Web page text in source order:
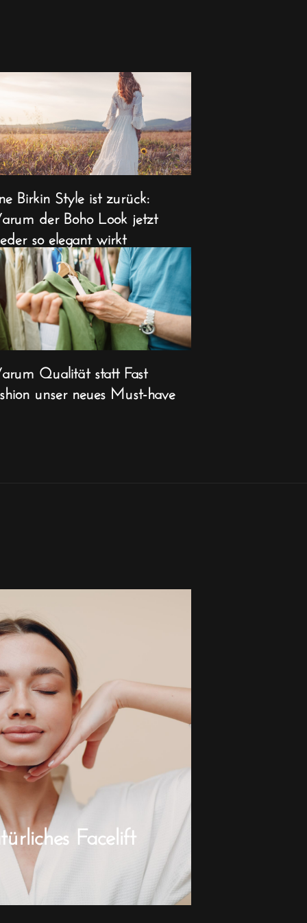
Birkin Style ist zurück:
der Boho Look jetzt
so elegant wirkt
Qualität statt Fast
unser neues Must-have
Facelift